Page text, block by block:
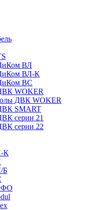
ВЛ
ВЛ-К
ВС
WOKER
ДВК WOKER
SMART
серии 21
серии 22
К
Б